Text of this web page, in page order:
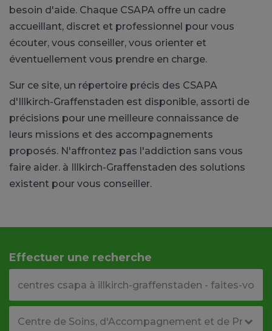
besoin d'aide. Chaque CSAPA offre un cadre
accueillant, discret et professionnel pour vous
écouter, vous conseiller, vous orienter et
éventuellement vous prendre en charge.
Sur ce site, un répertoire précis des CSAPA
d'Illkirch-Graffenstaden est disponible, assorti de
précisions pour une meilleure connaissance de
leurs missions et des accompagnements
proposés. N'affrontez pas l'addiction sans vous
faire aider. à Illkirch-Graffenstaden des solutions
existent pour vous conseiller.
Effectuer une recherche